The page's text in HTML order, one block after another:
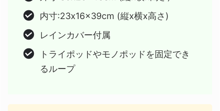
内寸:23x16x39cm (縦x横x高さ)
レインカバー付属
トライポッドやモノポッドを固定でき
るループ